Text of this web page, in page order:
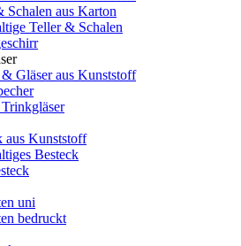
Schalen aus Karton
Teller & Schalen
Gläser aus Kunststoff
aus Kunststoff
Besteck
uni
bedruckt